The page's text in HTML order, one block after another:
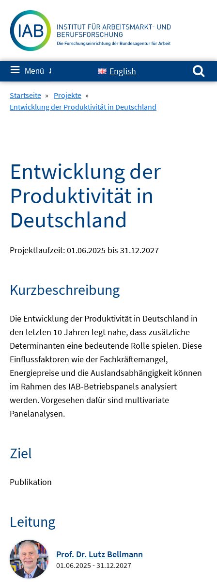
zum
Inhalt
≡ Menü ✘ English
Suchen nach:
Startseite » Projekte »
Entwicklung der Produktivität in Deutschland
Entwicklung der
Produktivität in
Deutschland
Projektlaufzeit: 01.06.2025 bis 31.12.2027
Kurzbeschreibung
Die Entwicklung der Produktivität in Deutschland in
den letzten 10 Jahren legt nahe, dass zusätzliche
Determinanten eine bedeutende Rolle spielen. Diese
Einflussfaktoren wie der Fachkräftemangel,
Energiepreise und die Auslandsabhängigkeit können
im Rahmen des IAB-Betriebspanels analysiert
werden. Vorgesehen dafür sind multivariate
Panelanalysen.
Ziel
Publikation
Leitung
Prof. Dr. Lutz Bellmann
01.06.2025 - 31.12.2027